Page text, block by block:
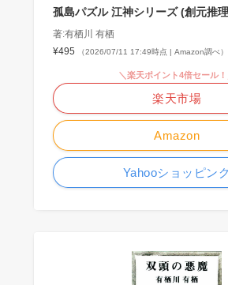
孤島パズル 江神シリーズ (創元推
著:有栖川 有栖
¥495
（2026/07/11 17:49時点 | Amazon調べ）
Amazon
＼楽天ポイント4倍セール！
楽天市場
Yahooショッピン